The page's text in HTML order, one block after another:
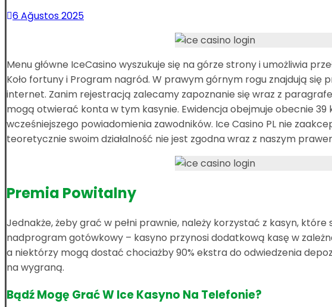
6 Ağustos 2025
Menu główne IceCasino wyszukuje się na górze strony i umożliwia
Koło fortuny i Program nagród. W prawym górnym rogu znajdują
internet. Zanim rejestracją zalecamy zapoznanie się wraz z
mogą otwierać konta w tym kasynie. Ewidencja obejmuje obecnie
wcześniejszego powiadomienia zawodników. Ice Casino PL nie
teoretycznie swoim działalność nie jest zgodna wraz z naszym
Premia Powitalny
Jednakże, żeby grać w pełni prawnie, należy korzystać z kasyn,
nadprogram gotówkowy – kasyno przynosi dodatkową kasę w
a niektórzy mogą dostać chociażby 90% ekstra do odwiedzenia
na wygraną.
Bądź Mogę Grać W Ice Kasyno Na Telefonie?